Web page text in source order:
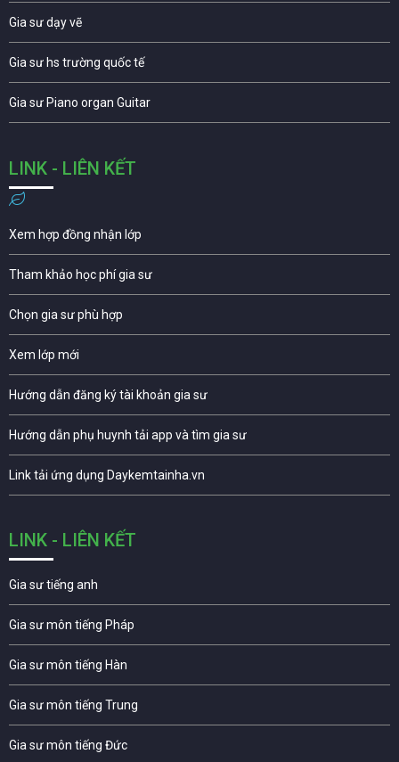
Gia sư dạy vẽ
Gia sư hs trường quốc tế
Gia sư Piano organ Guitar
LINK - LIÊN KẾT
Xem hợp đồng nhận lớp
Tham khảo học phí gia sư
Chọn gia sư phù hợp
Xem lớp mới
Hướng dẫn đăng ký tài khoản gia sư
Hướng dẫn phụ huynh tải app và tìm gia sư
Link tải ứng dụng Daykemtainha.vn
LINK - LIÊN KẾT
Gia sư tiếng anh
Gia sư môn tiếng Pháp
Gia sư môn tiếng Hàn
Gia sư môn tiếng Trung
Gia sư môn tiếng Đức